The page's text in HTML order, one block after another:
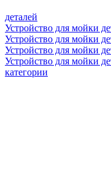
деталей
Устройство для мойки
Устройство для мойки
Устройство для мойки
Устройство для мойки
категории